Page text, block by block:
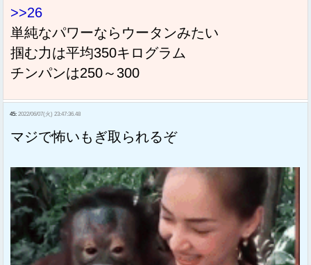
>>26
単純なパワーならウータンみたい
掴む力は平均350キログラム
チンパンは250～300
45: 2022/06/07(火) 23:47:36.48
マジで怖いもぎ取られるぞ